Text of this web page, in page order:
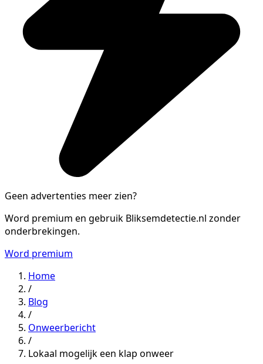
Geen advertenties meer zien?
Word premium en gebruik Bliksemdetectie.nl zonder
onderbrekingen.
Word premium
Home
/
Blog
/
Onweerbericht
/
Lokaal mogelijk een klap onweer